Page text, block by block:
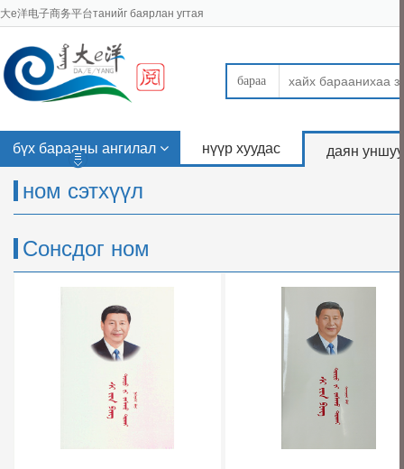
大e洋电子商务平台танийг баярлан угтая
бараа
бүх барааны ангилал нүүр хуудас даян уншуу
ном сэтхүүл
Сонсдог ном